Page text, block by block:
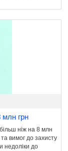
грн
ніж на 8 млн
вимог до захисту
недоліки до